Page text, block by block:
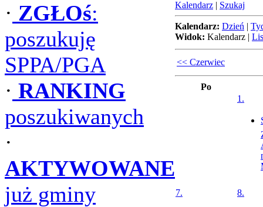
· ZGŁOś:
poszukuję
SPPA/PGA
· RANKING
poszukiwanych
·
AKTYWOWANE
już gminy
Kalendarz | Szukaj
Kalendarz: Dzień |
Widok: Kalendarz |
<< Czerwiec
Po
1.
7.
8.